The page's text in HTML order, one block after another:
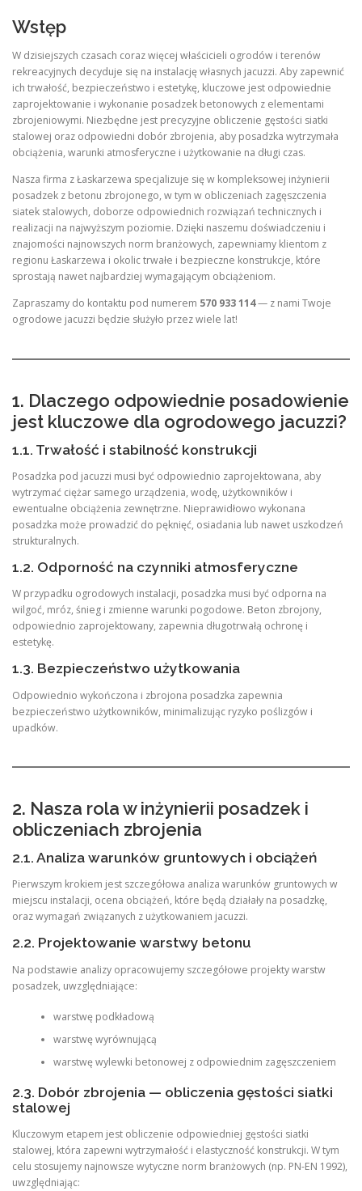
Wstęp
W dzisiejszych czasach coraz więcej właścicieli ogrodów i terenów
rekreacyjnych decyduje się na instalację własnych jacuzzi. Aby zapewnić
ich trwałość, bezpieczeństwo i estetykę, kluczowe jest odpowiednie
zaprojektowanie i wykonanie posadzek betonowych z elementami
zbrojeniowymi. Niezbędne jest precyzyjne obliczenie gęstości siatki
stalowej oraz odpowiedni dobór zbrojenia, aby posadzka wytrzymała
obciążenia, warunki atmosferyczne i użytkowanie na długi czas.
Nasza firma z Łaskarzewa specjalizuje się w kompleksowej inżynierii
posadzek z betonu zbrojonego, w tym w obliczeniach zagęszczenia
siatek stalowych, doborze odpowiednich rozwiązań technicznych i
realizacji na najwyższym poziomie. Dzięki naszemu doświadczeniu i
znajomości najnowszych norm branżowych, zapewniamy klientom z
regionu Łaskarzewa i okolic trwałe i bezpieczne konstrukcje, które
sprostają nawet najbardziej wymagającym obciążeniom.
Zapraszamy do kontaktu pod numerem 570 933 114— z nami Twoje
ogrodowe jacuzzi będzie służyło przez wiele lat!
1. Dlaczego odpowiednie posadowienie
jest kluczowe dla ogrodowego jacuzzi?
1.1. Trwałość i stabilność konstrukcji
Posadzka pod jacuzzi musi być odpowiednio zaprojektowana, aby
wytrzymać ciężar samego urządzenia, wodę, użytkowników i
ewentualne obciążenia zewnętrzne. Nieprawidłowo wykonana
posadzka może prowadzić do pęknięć, osiadania lub nawet uszkodzeń
strukturalnych.
1.2. Odporność na czynniki atmosferyczne
W przypadku ogrodowych instalacji, posadzka musi być odporna na
wilgoć, mróz, śnieg i zmienne warunki pogodowe. Beton zbrojony,
odpowiednio zaprojektowany, zapewnia długotrwałą ochronę i
estetykę.
1.3. Bezpieczeństwo użytkowania
Odpowiednio wykończona i zbrojona posadzka zapewnia
bezpieczeństwo użytkowników, minimalizując ryzyko poślizgów i
upadków.
2. Nasza rola w inżynierii posadzek i
obliczeniach zbrojenia
2.1. Analiza warunków gruntowych i obciążeń
Pierwszym krokiem jest szczegółowa analiza warunków gruntowych w
miejscu instalacji, ocena obciążeń, które będą działały na posadzkę,
oraz wymagań związanych z użytkowaniem jacuzzi.
2.2. Projektowanie warstwy betonu
Na podstawie analizy opracowujemy szczegółowe projekty warstw
posadzek, uwzględniające:
warstwę podkładową
warstwę wyrównującą
warstwę wylewki betonowej z odpowiednim zagęszczeniem
2.3. Dobór zbrojenia — obliczenia gęstości siatki
stalowej
Kluczowym etapem jest obliczenie odpowiedniej gęstości siatki
stalowej, która zapewni wytrzymałość i elastyczność konstrukcji. W tym
celu stosujemy najnowsze wytyczne norm branżowych (np. PN-EN 1992),
uwzględniając: